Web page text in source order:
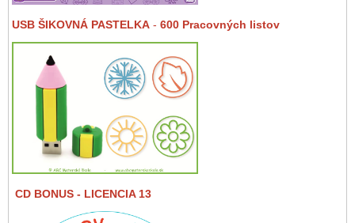
USB ŠIKOVNÁ PASTELKA - 600 Pracovných listov
CD BONUS - LICENCIA 13